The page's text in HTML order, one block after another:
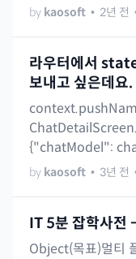
by kaosoft • 2년 전
라우터에서
보내고 싶은데요
{"chatModel":
by kaosoft • 3년 전
IT 5분 잡학사전
Object(목표)멀티